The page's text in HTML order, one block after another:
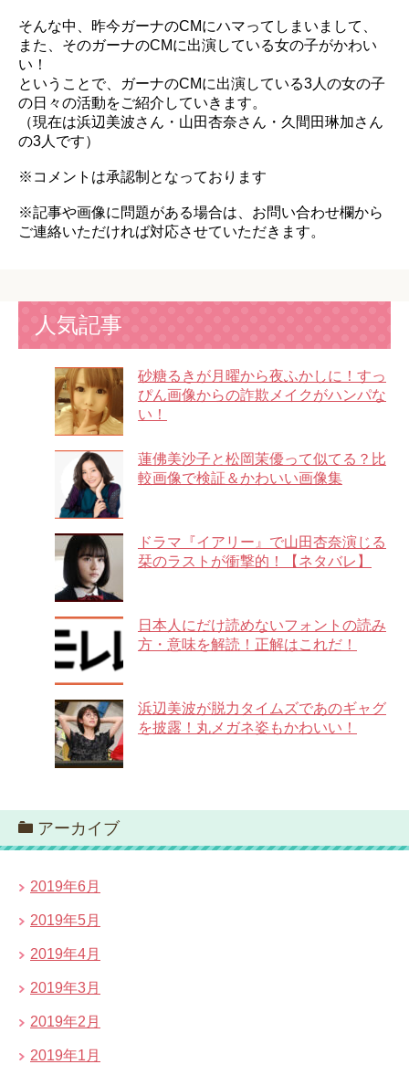
そんな中、昨今ガーナのCMにハマってしまいまして、
また、そのガーナのCMに出演している女の子がかわい
い！
ということで、ガーナのCMに出演している3人の女の子
の日々の活動をご紹介していきます。
（現在は浜辺美波さん・山田杏奈さん・久間田琳加さん
の3人です）
※コメントは承認制となっております
※記事や画像に問題がある場合は、お問い合わせ欄から
ご連絡いただければ対応させていただきます。
人気記事
砂糖るきが月曜から夜ふかしに！すっ
ぴん画像からの詐欺メイクがハンパな
い！
蓮佛美沙子と松岡茉優って似てる？比
較画像で検証＆かわいい画像集
ドラマ『イアリー』で山田杏奈演じる
栞のラストが衝撃的！【ネタバレ】
日本人にだけ読めないフォントの読み
方・意味を解読！正解はこれだ！
浜辺美波が脱力タイムズであのギャグ
を披露！丸メガネ姿もかわいい！
アーカイブ
2019年6月
2019年5月
2019年4月
2019年3月
2019年2月
2019年1月